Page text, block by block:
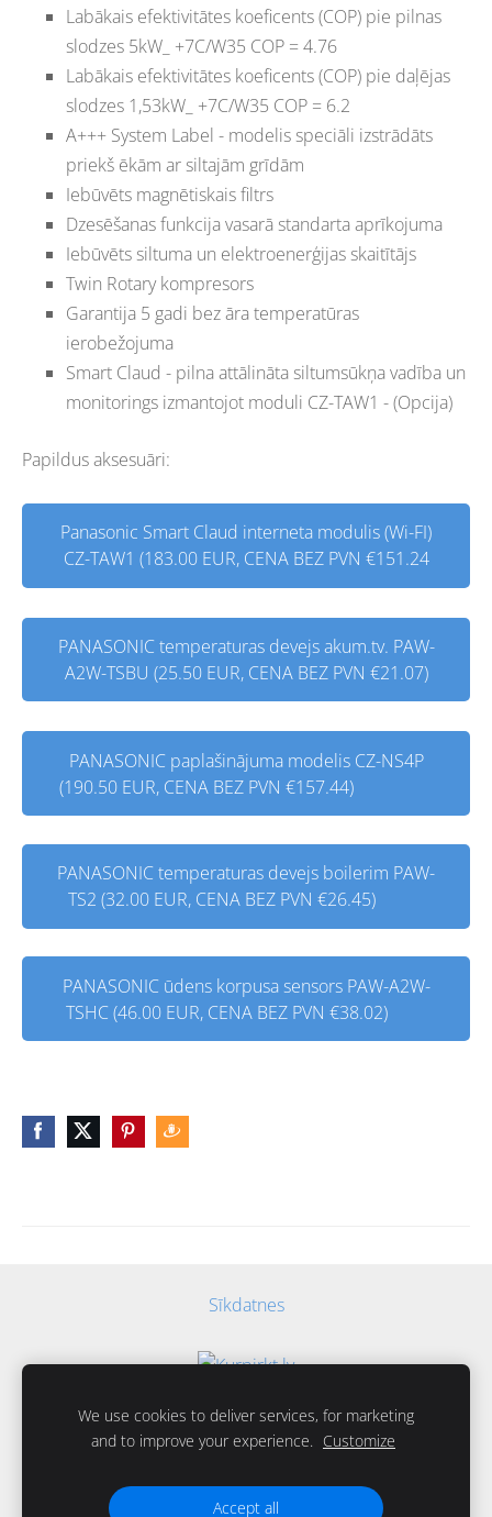
Labākais efektivitātes koeficents (COP) pie pilnas
slodzes 5kW_ +7C/W35 COP = 4.76
Labākais efektivitātes koeficents (COP) pie daļējas
slodzes 1,53kW_ +7C/W35 COP = 6.2
A+++ System Label - modelis speciāli izstrādāts
priekš ēkām ar siltajām grīdām
Iebūvēts magnētiskais filtrs
Dzesēšanas funkcija vasarā standarta aprīkojuma
Iebūvēts siltuma un elektroenerģijas skaitītājs
Twin Rotary kompresors
Garantija 5 gadi bez āra temperatūras
ierobežojuma
Smart Claud - pilna attālināta siltumsūkņa vadība un
monitorings izmantojot moduli CZ-TAW1 - (Opcija)
Papildus aksesuāri:
Panasonic Smart Claud interneta modulis (Wi-FI)
CZ-TAW1 (183.00 EUR, CENA BEZ PVN €151.24
PANASONIC temperaturas devejs akum.tv. PAW-
A2W-TSBU (25.50 EUR, CENA BEZ PVN €21.07)
PANASONIC paplašinājuma modelis CZ-NS4P
(190.50 EUR, CENA BEZ PVN €157.44)
PANASONIC temperaturas devejs boilerim PAW-
TS2 (32.00 EUR, CENA BEZ PVN €26.45)
PANASONIC ūdens korpusa sensors PAW-A2W-
TSHC (46.00 EUR, CENA BEZ PVN €38.02)
Sīkdatnes
We use cookies to deliver services, for marketing
and to improve your experience. Customize
Accept all